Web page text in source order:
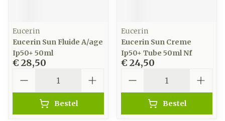
Eucerin
Eucerin Sun Fluide A/age
Ip50+ 50ml
€ 28,50
Bestel
Eucerin
Eucerin Sun Creme
Ip50+ Tube 50ml Nf
€ 24,50
Bestel